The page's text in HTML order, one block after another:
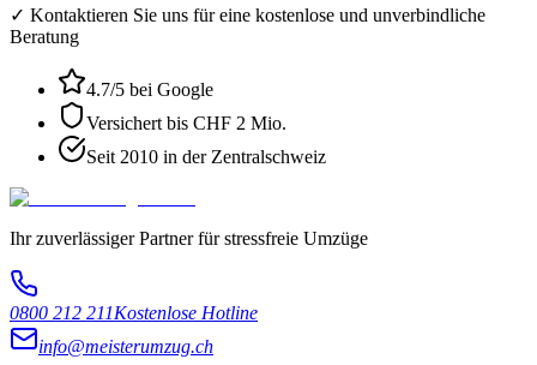
✓ Kontaktieren Sie uns für eine kostenlose und unverbindliche
Beratung
4.7/5 bei Google
Versichert bis CHF 2 Mio.
Seit 2010 in der Zentralschweiz
Ihr zuverlässiger Partner für stressfreie Umzüge
0800 212 211Kostenlose Hotline
info@meisterumzug.ch